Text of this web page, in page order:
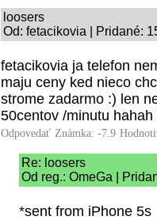
loosers
Od: fetacikovia | Pridané:
fetacikovia ja telefon
maju ceny ked nieco
strome zadarmo :) len
50centov /minutu hahah
Odpovedať Známka: -7.9
Re: loosers
Od reg.: OmeGa |
*sent from iPhone 5s